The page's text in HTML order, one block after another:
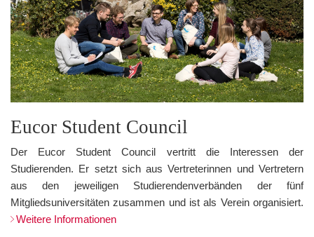
Eucor Student Council
Der Eucor Student Council vertritt die Interessen der
Studierenden. Er setzt sich aus Vertreterinnen und Vertretern
aus den jeweiligen Studierendenverbänden der fünf
Mitgliedsuniversitäten zusammen und ist als Verein organisiert.
Weitere Informationen